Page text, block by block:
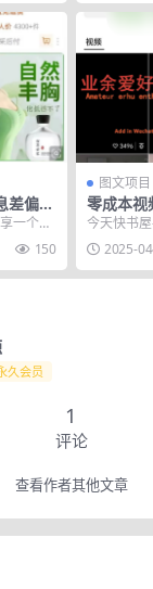
差偏门
一个一
暴利项
150
图文项目
零成本视
利润500-
今天快书
成本视频
0-5000元...
2025-
久会员
1
评论
查看作者其他文章